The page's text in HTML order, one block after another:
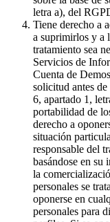
letra a), del
Tiene derecho a
a suprimirlos y a
tratamiento sea
Servicios de
Cuenta de
solicitud antes
6, apartado 1,
portabilidad de
derecho a
situación
responsable del
basándose en su
la
personales se
oponerse en
personales para